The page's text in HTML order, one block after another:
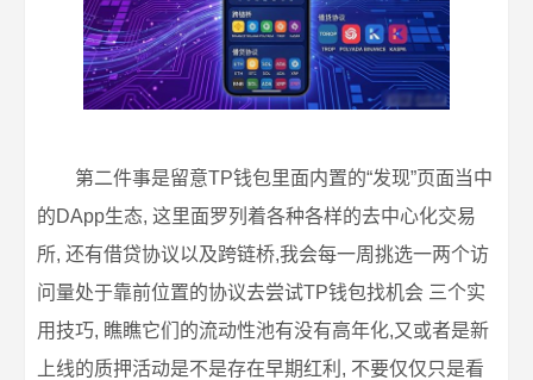
第二件事是留意TP钱包里面内置的“发现”页面当中
的DApp生态, 这里面罗列着各种各样的去中心化交易
所, 还有借贷协议以及跨链桥,我会每一周挑选一两个访
问量处于靠前位置的协议去尝试TP钱包找机会 三个实
用技巧, 瞧瞧它们的流动性池有没有高年化,又或者是新
上线的质押活动是不是存在早期红利, 不要仅仅只是看